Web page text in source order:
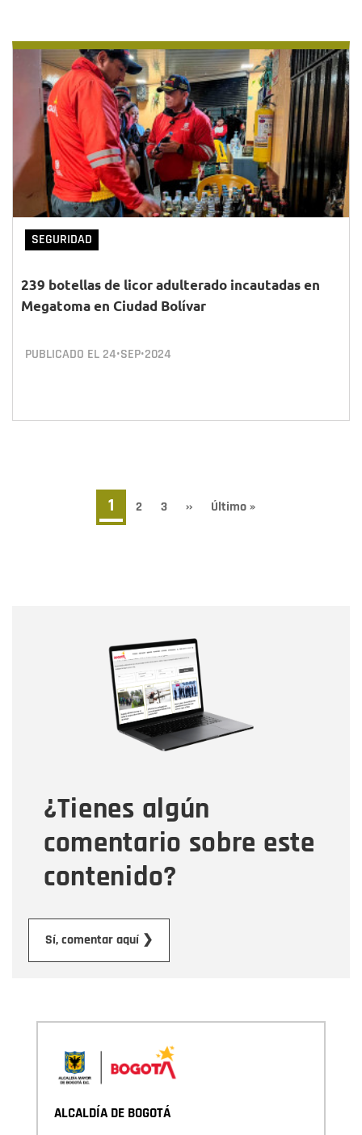
SEGURIDAD
239 botellas de licor adulterado incautadas en
Megatoma en Ciudad Bolívar
PUBLICADO EL 24•SEP•2024
Página
actual
1 Page
2 Page
3
Siguiente
››
Última
Último »
¿Tienes algún
comentario sobre este
contenido?
Sí, comentar aquí ❯
Correo electrónico
Tipo de comentario
Mensaje
ALCALDÍA DE BOGOTÁ